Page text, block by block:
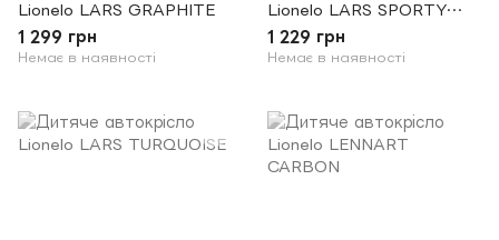
Lionelo LARS GRAPHITE
1 299 грн
Немає в наявності
Lionelo LARS SPORTY
BLACK
1 229 грн
Немає в наявності